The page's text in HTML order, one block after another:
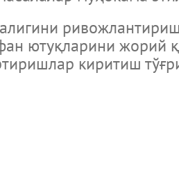
ривожлантириш,
ютуқларини жорий
киритиш